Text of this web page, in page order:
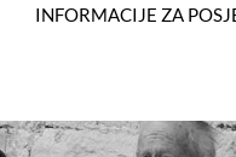
INFORMACIJE ZA